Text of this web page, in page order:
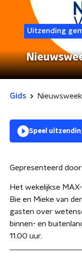
Uitzending
Gids
Speel
Gepresenteerd door:
Het wekelijkse
Bie en Mieke van
gasten over
binnen- en
11.00 uur.